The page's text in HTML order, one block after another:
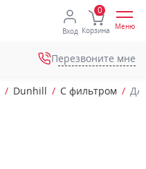
Вход Корзина Меню
Перезвоните мне
Dunhill С фильтром